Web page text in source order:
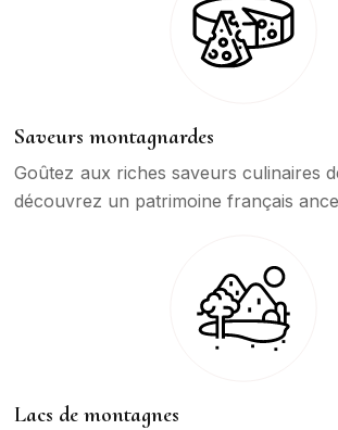
Saveurs montagnardes
Goûtez aux riches saveurs culinaires
découvrez un patrimoine français
Lacs de montagnes